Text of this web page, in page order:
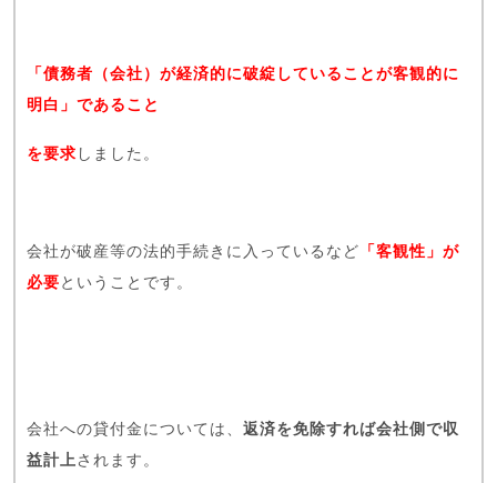
「債務者（会社）が経済的に破綻していることが客観的に
明白」であること
を要求 しました。
会社が破産等の法的手続きに入っているなど 「客観性」が
必要 ということです。
会社への貸付金については、 返済を免除すれば会社側で収
益計上 されます。